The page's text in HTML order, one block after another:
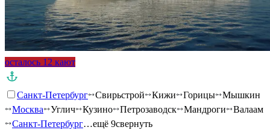
осталось 12 кают
Санкт-Петербург Свирьстрой Кижи Горицы
Мышкин
Москва
Углич Кузино Петрозаводск Мандроги
Валаам
Санкт-Петербург…ещё 9свернуть